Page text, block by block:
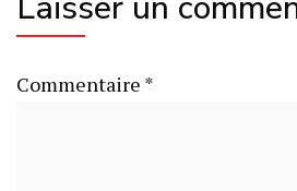
Commentaire *